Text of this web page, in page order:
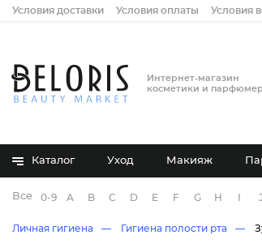
Условия доставки Условия оплаты Условия
Интернет-магазин
косметики и
Каталог Уход Макияж
Все бренды
0-9 A B C D E F G H J
Личная гигиена Гигиена полости рта